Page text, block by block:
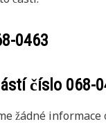
0463
číslo 068-
žádné